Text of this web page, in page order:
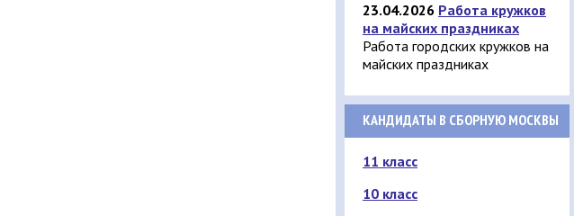
23.04.2026 Работа кружков
на майских праздниках
Работа городских кружков на
майских праздниках
КАНДИДАТЫ В СБОРНУЮ МОСКВЫ
11 класс
10 класс